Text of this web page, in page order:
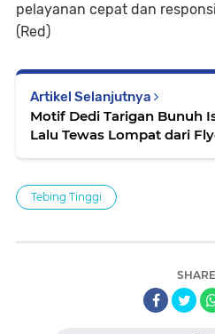
pelayanan cepat dan
(Red)
Artikel Selanjutnya
Motif Dedi Tarigan Bunuh
Lalu Tewas Lompat dari
Tebing Tinggi
SHARE